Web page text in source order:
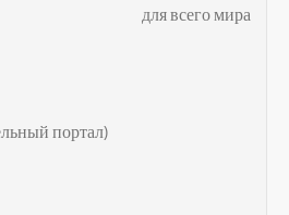
для всего мира
портал)